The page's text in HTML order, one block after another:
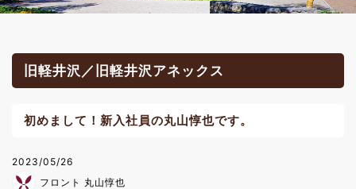
旧軽井沢／旧軽井沢アネックス
初めまして！新入社員の丸山惇也です。
2023/05/26
フロント 丸山惇也